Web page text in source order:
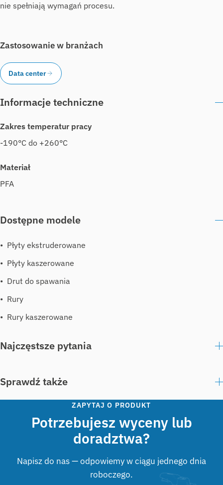
nie spełniają wymagań procesu.
Zastosowanie w branżach
Data center
Informacje techniczne
Zakres temperatur pracy
-190°C do +260°C
Materiał
PFA
Dostępne modele
Płyty ekstruderowane
Płyty kaszerowane
Drut do spawania
Rury
Rury kaszerowane
Najczęstsze pytania
Sprawdź także
ZAPYTAJ O PRODUKT
Potrzebujesz wyceny lub
doradztwa?
Napisz do nas — odpowiemy w ciągu jednego dnia
roboczego.